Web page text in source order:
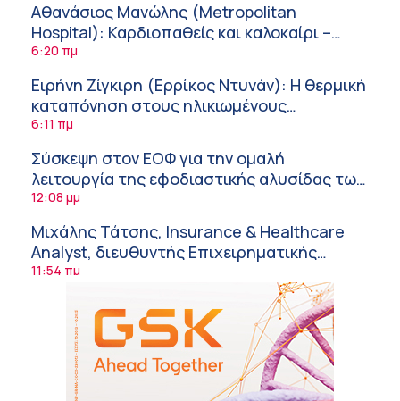
Αθανάσιος Μανώλης (Metropolitan
Hospital): Καρδιοπαθείς και καλοκαίρι –
Διακοπές με ασφάλεια
6:20 πμ
Ειρήνη Ζίγκιρη (Ερρίκος Ντυνάν): H θερμική
καταπόνηση στους ηλικιωμένους
εργαζόμενους
6:11 πμ
Σύσκεψη στον ΕΟΦ για την ομαλή
λειτουργία της εφοδιαστικής αλυσίδας των
φαρμάκων στη διάρκεια του καλοκαιριού
12:08 μμ
Μιχάλης Τάτσης, Insurance & Healthcare
Analyst, διευθυντής Επιχειρηματικής
Ανάπτυξης Ομίλου HHG
11:54 πμ
Kavita Patel: Ένα στα πέντε καινοτόμα
φάρμακα φτάνει τελικά στην Ελλάδα
9:21 πμ
Υπάρχει τελικά «δίαιτα θυρεοειδούς»; Τι